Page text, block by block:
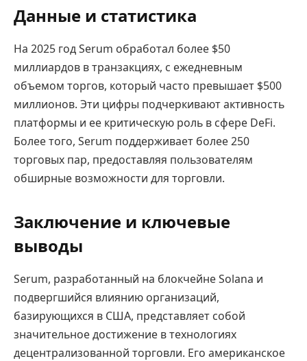
Данные и статистика
На 2025 год Serum обработал более $50
миллиардов в транзакциях, с ежедневным
объемом торгов, который часто превышает $500
миллионов. Эти цифры подчеркивают активность
платформы и ее критическую роль в сфере DeFi.
Более того, Serum поддерживает более 250
торговых пар, предоставляя пользователям
обширные возможности для торговли.
Заключение и ключевые
выводы
Serum, разработанный на блокчейне Solana и
подвергшийся влиянию организаций,
базирующихся в США, представляет собой
значительное достижение в технологиях
децентрализованной торговли. Его американское